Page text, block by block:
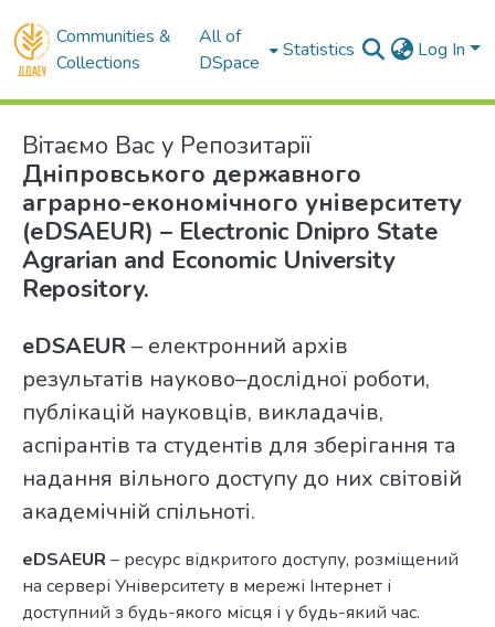
Communities &
Collections
All of
DSpace
Statistics Log In
Вітаємо Вас у Репозитарії
Дніпровського державного
аграрно-економічного університету
(еDSAEUR) – Electronic Dnipro State
Agrarian and Economic University
Repository.
еDSAEUR – електронний архів
результатів науково–дослідної роботи,
публікацій науковців, викладачів,
аспірантів та студентів для зберігання та
надання вільного доступу до них світовій
академічній спільноті.
еDSAEUR – ресурс відкритого доступу, розміщений
на сервері Університету в мережі Інтернет і
доступний з будь-якого місця і у будь-який час.